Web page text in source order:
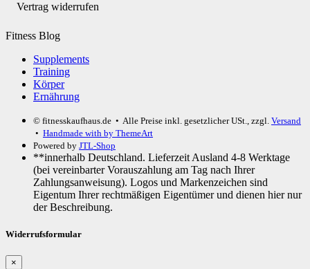
Vertrag widerrufen
Fitness Blog
Supplements
Training
Körper
Ernährung
© fitnesskaufhaus.de • Alle Preise inkl. gesetzlicher USt., zzgl. Versand
• Handmade with by ThemeArt
Powered by JTL-Shop
**innerhalb Deutschland. Lieferzeit Ausland 4-8 Werktage
(bei vereinbarter Vorauszahlung am Tag nach Ihrer
Zahlungsanweisung). Logos und Markenzeichen sind
Eigentum Ihrer rechtmäßigen Eigentümer und dienen hier nur
der Beschreibung.
Widerrufsformular
×